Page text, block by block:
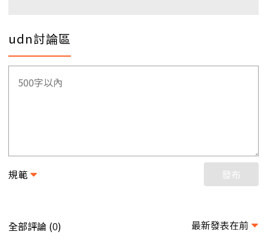
udn討論區
規範 發布
全部評論 (0) 最新發表在前